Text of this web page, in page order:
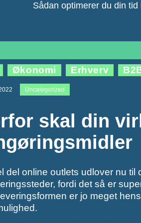
Sådan optimerer du din
Økonomi Erhverv
Uncategorized
skal din
del online outlets udlover nu
fordi det så er
er jo meget